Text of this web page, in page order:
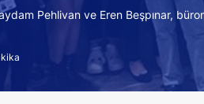
Pehlivan ve Eren Beşpınar,